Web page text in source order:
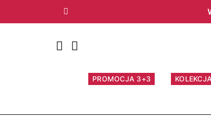
Poprzedni
PROMOCJA 3+3